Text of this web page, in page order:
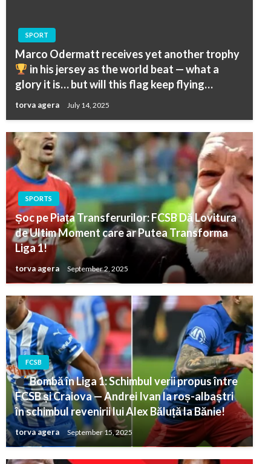
SPORT
Marco Odermatt receives yet another trophy
in his jersey as the world beat — what a
glory it is… but will this flag keep flying…
torva agera July 14, 2025
SPORTS
Șoc pe Piața Transferurilor: FCSB Dă Lovitura
de Ultim Moment care ar Putea Transforma
Liga 1!
torva agera September 2, 2025
FCSB
Bombă în Liga 1: Schimbul verii propus între
FCSB și Craiova — Andrei Ivan la roș-albaștri
în schimbul revenirii lui Alex Băluță la Bănie!
torva agera September 15, 2025